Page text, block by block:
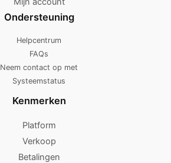
Ondersteuning
Helpcentrum
FAQs
Neem contact op met
Systeemstatus
Kenmerken
Platform
Verkoop
Betalingen